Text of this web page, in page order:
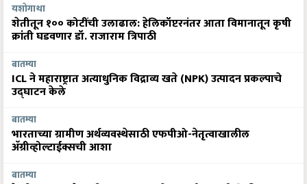
यशोगाथा
शेतीतून १०० कोटींची उलाढाल: हेलिकॉप्टरनंतर आता विमानातून कृषी
क्रांती घडवणार डॉ. राजाराम त्रिपाठी
बातम्या
ICL ने महाराष्ट्रात अत्याधुनिक विद्राव्य खते (NPK) उत्पादन प्रकल्पाचे
उद्घाटन केले
बातम्या
भारताच्या ग्रामीण अर्थव्यवस्थेसाठी एफपीओ-नेतृत्वाखालील
अ‍ॅग्रीव्होल्टाईक्सची आशा
बातम्या